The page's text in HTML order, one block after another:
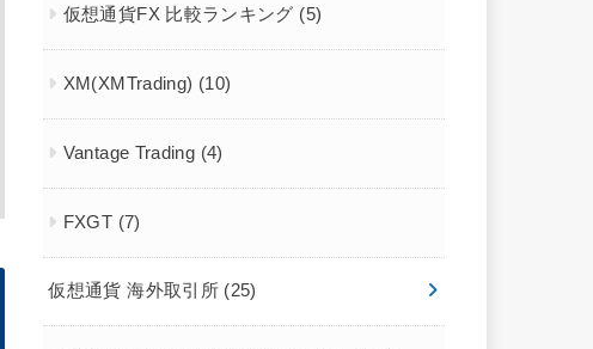
仮想通貨FX 比較ランキング (5)
XM(XMTrading) (10)
Vantage Trading (4)
FXGT (7)
仮想通貨 海外取引所 (25)